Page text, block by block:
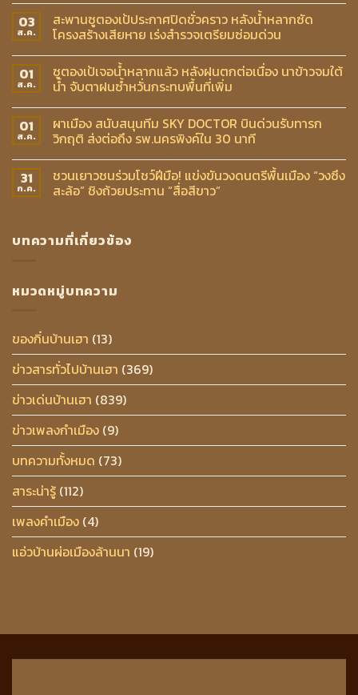
03
ส.ค.
สะพานซูตองเป้ประกาศปิดชั่วคราว หลังน้ำหลากซัด
โครงสร้างเสียหาย เร่งสำรวจเตรียมซ่อมด่วน
01
ส.ค.
ซูตองเป้เจอน้ำหลากแล้ว หลังฝนตกต่อเนื่อง นาข้าวจมใต้
น้ำ จับตาฝนซ้ำหวั่นกระทบพื้นที่เพิ่ม
01
ส.ค.
ผาเมือง สนับสนุนทีม SKY DOCTOR บินด่วนรับทารก
วิกฤติ ส่งต่อถึง รพ.นครพิงค์ใน 30 นาที
31
ก.ค.
ชวนเยาวชนร่วมโชว์ฝีมือ! แข่งขันวงดนตรีพื้นเมือง “วงซึง
สะล้อ” ชิงถ้วยประทาน “สื่อสีขาว”
บทความที่เกี่ยวข้อง
หมวดหมู่บทความ
ของกิ๋นบ้านเฮา (13)
ข่าวสารทั่วไปบ้านเฮา (369)
ข่าวเด่นบ้านเฮา (839)
ข่าวเพลงกำเมือง (9)
บทความทั้งหมด (73)
สาระน่ารู้ (112)
เพลงคำเมือง (4)
แอ่วบ้านผ่อเมืองล้านนา (19)